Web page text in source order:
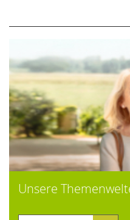
Unsere